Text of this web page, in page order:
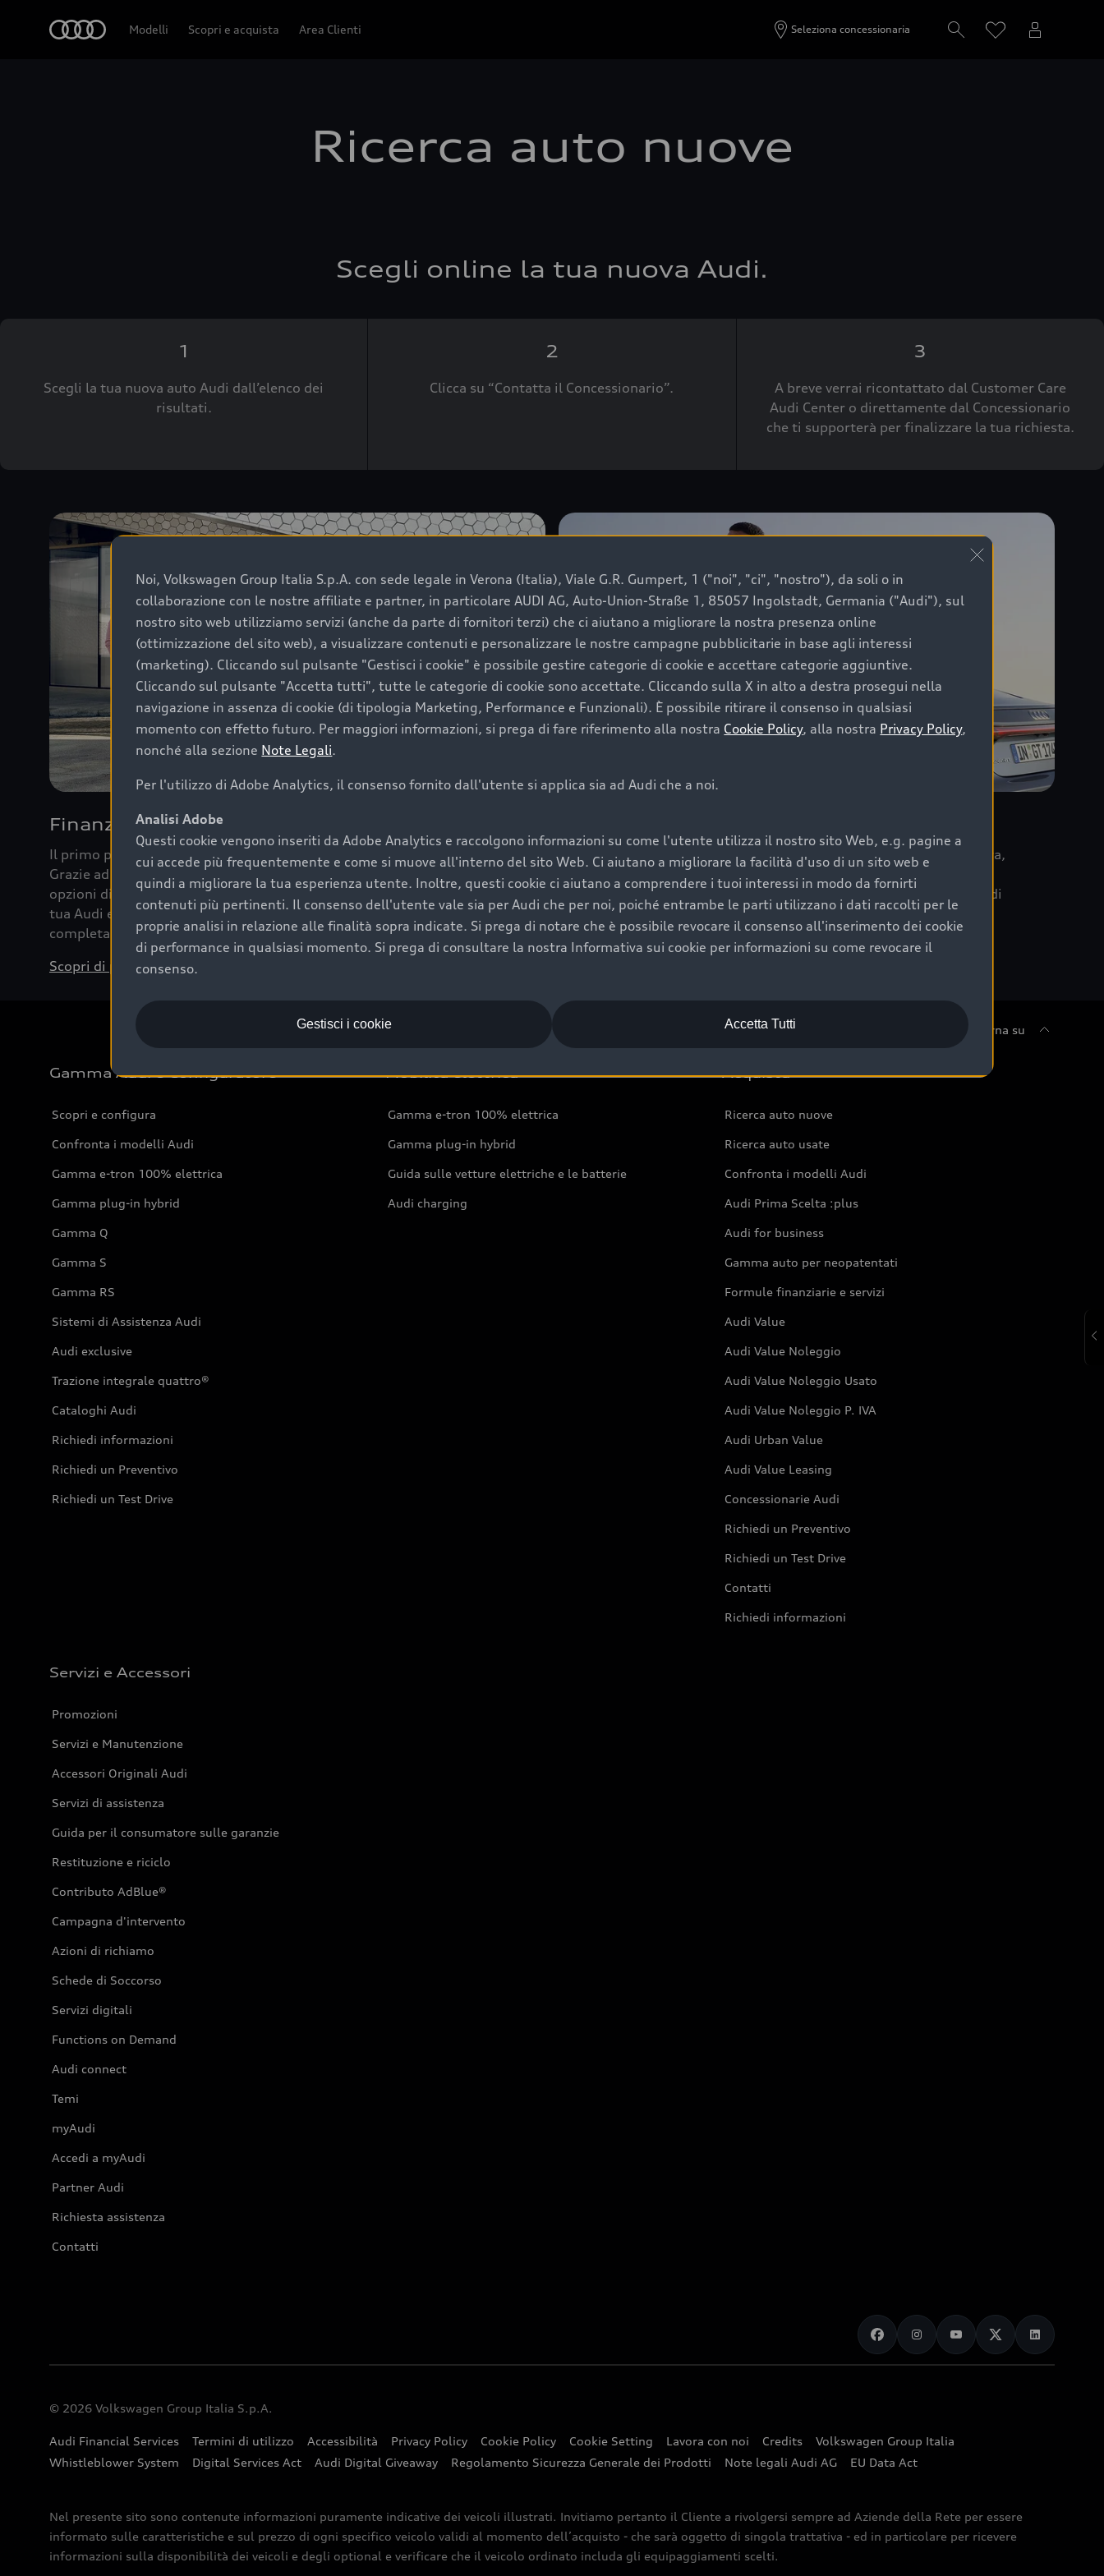
Modelli Scopri e acquista Area Clienti Seleziona concessionaria
Ricerca auto nuove
Scegli online la tua nuova Audi.
1
Scegli la tua nuova auto Audi dall’elenco dei
risultati.
2
Clicca su “Contatta il Concessionario”.
3
A breve verrai ricontattato dal Customer Care
Audi Center o direttamente dal Concessionario
che ti supporterà per finalizzare la tua richiesta.
Finanziare la tua Audi
Il primo passo verso l’emozione di guidare un’Audi è comprarne una.
Grazie ad Audi Financial Services possiamo fornirti un’ampia gamma di
opzioni di acquisto. Con Audi Value ti garantiamo il valore futuro della
tua Audi e, al termine del finanziamento, tutta la libertà di scegliere se
completare l’acquisto, sostituirla o restituirla.
Scopri di più
Per la tua nuova Audi, entro la data di immatricolazione della vettura,
puoi attivare il Piano Premium Care. Scopri i cinque diversi livelli di
copertura previsti, personalizzati secondo le tabelle manutenzione di
ogni auto.
Scopri di più
Torna su
Gamma Audi e Configuratore
Scopri e configura
Confronta i modelli Audi
Gamma e-tron 100% elettrica
Gamma plug-in hybrid
Gamma Q
Gamma S
Gamma RS
Sistemi di Assistenza Audi
Audi exclusive
Trazione integrale quattro®
Cataloghi Audi
Richiedi informazioni
Richiedi un Preventivo
Richiedi un Test Drive
Mobilità elettrica
Gamma e-tron 100% elettrica
Gamma plug-in hybrid
Guida sulle vetture elettriche e le batterie
Audi charging
Acquista
Ricerca auto nuove
Ricerca auto usate
Confronta i modelli Audi
Audi Prima Scelta :plus
Audi for business
Gamma auto per neopatentati
Formule finanziarie e servizi
Audi Value
Audi Value Noleggio
Audi Value Noleggio Usato
Audi Value Noleggio P. IVA
Audi Urban Value
Audi Value Leasing
Concessionarie Audi
Richiedi un Preventivo
Richiedi un Test Drive
Contatti
Richiedi informazioni
Servizi e Accessori
Promozioni
Servizi e Manutenzione
Accessori Originali Audi
Servizi di assistenza
Guida per il consumatore sulle garanzie
Restituzione e riciclo
Contributo AdBlue®
Campagna d'intervento
Azioni di richiamo
Schede di Soccorso
Servizi digitali
Functions on Demand
Audi connect
Temi
myAudi
Accedi a myAudi
Partner Audi
Richiesta assistenza
Contatti
© 2026 Volkswagen Group Italia S.p.A.
Audi Financial Services Termini di utilizzo Accessibilità Privacy Policy Cookie Policy Cookie Setting Lavora con noi Credits
Volkswagen Group Italia
Whistleblower System
Digital Services Act Audi Digital Giveaway Regolamento Sicurezza Generale dei Prodotti Note legali Audi AG EU Data Act
Nel presente sito sono contenute informazioni puramente indicative dei veicoli illustrati. Invitiamo pertanto il Cliente a rivolgersi sempre ad Aziende della Rete per essere
informato sulle caratteristiche e sul prezzo di ogni specifico veicolo validi al momento dell’acquisto - che sarà oggetto di singola trattativa - ed in particolare per ricevere
informazioni sulla disponibilità dei veicoli e degli optional e verificare che il veicolo ordinato includa gli equipaggiamenti scelti.
Noi, Volkswagen Group Italia S.p.A. con sede legale in Verona (Italia), Viale G.R. Gumpert, 1 ("noi", "ci", "nostro"), da soli o in
collaborazione con le nostre affiliate e partner, in particolare AUDI AG, Auto-Union-Straße 1, 85057 Ingolstadt, Germania ("Audi"), sul
nostro sito web utilizziamo servizi (anche da parte di fornitori terzi) che ci aiutano a migliorare la nostra presenza online
(ottimizzazione del sito web), a visualizzare contenuti e personalizzare le nostre campagne pubblicitarie in base agli interessi
(marketing). Cliccando sul pulsante "Gestisci i cookie" è possibile gestire categorie di cookie e accettare categorie aggiuntive.
Cliccando sul pulsante "Accetta tutti", tutte le categorie di cookie sono accettate. Cliccando sulla X in alto a destra prosegui nella
navigazione in assenza di cookie (di tipologia Marketing, Performance e Funzionali). È possibile ritirare il consenso in qualsiasi
momento con effetto futuro. Per maggiori informazioni, si prega di fare riferimento alla nostra Cookie Policy, alla nostra Privacy Policy,
nonché alla sezione Note Legali.
Per l'utilizzo di Adobe Analytics, il consenso fornito dall'utente si applica sia ad Audi che a noi.
Analisi Adobe
Questi cookie vengono inseriti da Adobe Analytics e raccolgono informazioni su come l'utente utilizza il nostro sito Web, e.g. pagine a
cui accede più frequentemente e come si muove all'interno del sito Web. Ci aiutano a migliorare la facilità d'uso di un sito web e
quindi a migliorare la tua esperienza utente. Inoltre, questi cookie ci aiutano a comprendere i tuoi interessi in modo da fornirti
contenuti più pertinenti. Il consenso dell'utente vale sia per Audi che per noi, poiché entrambe le parti utilizzano i dati raccolti per le
proprie analisi in relazione alle finalità sopra indicate. Si prega di notare che è possibile revocare il consenso all'inserimento dei cookie
di performance in qualsiasi momento. Si prega di consultare la nostra Informativa sui cookie per informazioni su come revocare il
consenso.
Accetta Tutti
Gestisci i cookie